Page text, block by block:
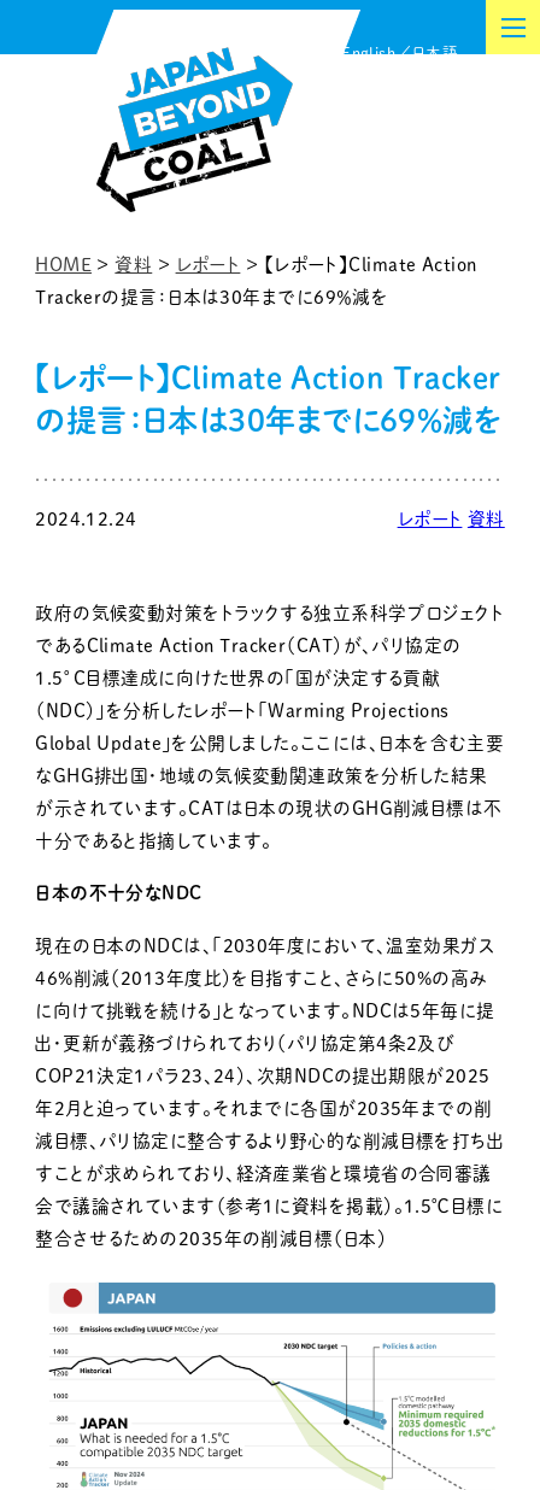
容
English 日本語
HOME >資料 > レポート > 【レポート】Climate Action
Trackerの提言：日本は30年までに69％減を
【レポート】Climate Action Tracker
の提言：日本は30年までに69％減を
2024.12.24 レポート 資料
政府の気候変動対策をトラックする独立系科学プロジェクト
であるClimate Action Tracker（CAT）が、パリ協定の
1.5°C目標達成に向けた世界の「国が決定する貢献
（NDC）」を分析したレポート「Warming Projections
Global Update」を公開しました。ここには、日本を含む主要
なGHG排出国・地域の気候変動関連政策を分析した結果
が示されています。CATは日本の現状のGHG削減目標は不
十分であると指摘しています。
日本の不十分なNDC
現在の日本のNDCは、「2030年度において、温室効果ガス
46%削減（2013年度比）を目指すこと、さらに50%の高み
に向けて挑戦を続ける」となっています。NDCは5年毎に提
出・更新が義務づけられており（パリ協定第4条2及び
COP21決定1パラ23、24）、次期NDCの提出期限が2025
年2月と迫っています。それまでに各国が2035年までの削
減目標、パリ協定に整合するより野心的な削減目標を打ち出
すことが求められており、経済産業省と環境省の合同審議
会で議論されています（参考1に資料を掲載）。1.5℃目標に
整合させるための2035年の削減目標（日本）